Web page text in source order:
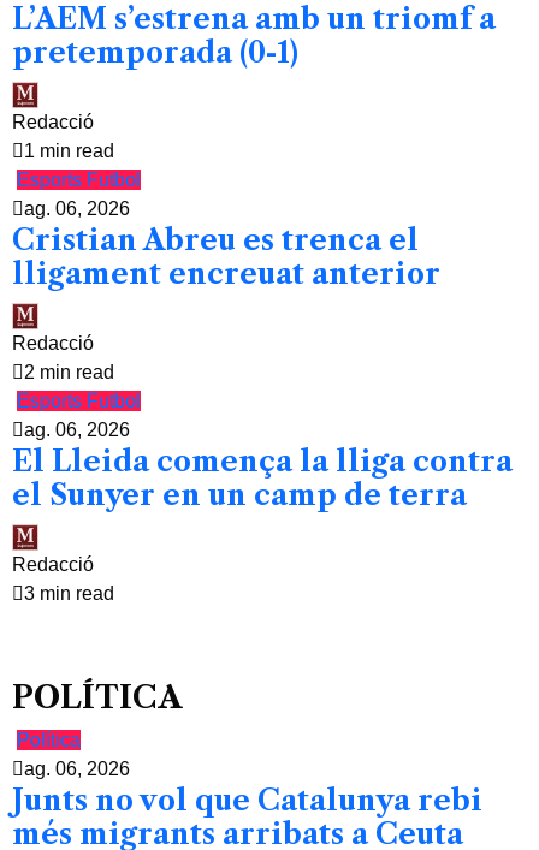
L’AEM s’estrena amb un triomf a
pretemporada (0-1)
Redacció
1 min read
Esports Futbol
ag. 06, 2026
Cristian Abreu es trenca el
lligament encreuat anterior
Redacció
2 min read
Esports Futbol
ag. 06, 2026
El Lleida comença la lliga contra
el Sunyer en un camp de terra
Redacció
3 min read
POLÍTICA
Política
ag. 06, 2026
Junts no vol que Catalunya rebi
més migrants arribats a Ceuta